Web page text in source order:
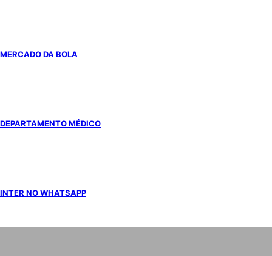
MERCADO DA BOLA
DEPARTAMENTO MÉDICO
INTER NO WHATSAPP